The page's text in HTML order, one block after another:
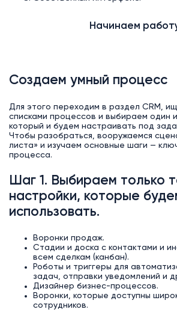
Начинаем
Создаем умный процесс
Для этого переходим в раздел CRM,
списками процессов и выбираем один
который и будем настраивать под
Чтобы разобраться, вооружаемся
листа» и изучаем основные шаги —
процесса.
Шаг 1. Выбираем только
настройки, которые
использовать.
Воронки продаж.
Стадии и доска с контактами и
всем сделкам (канбан).
Роботы и триггеры для
задач, отправки уведомлений и
Дизайнер бизнес-процессов.
Воронки, которые доступны
сотрудников.